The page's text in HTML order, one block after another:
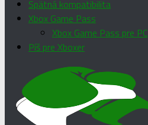
Spätná kompatibilita
Xbox Game Pass
Xbox Game Pass pre PC
Píš pre Xboxer